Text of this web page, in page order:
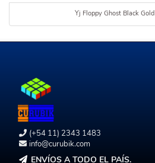
Yj Floppy Ghost Black Gold
(+54 11) 2343 1483
info@curubik.com
ENVÍOS A TODO EL PAÍS.